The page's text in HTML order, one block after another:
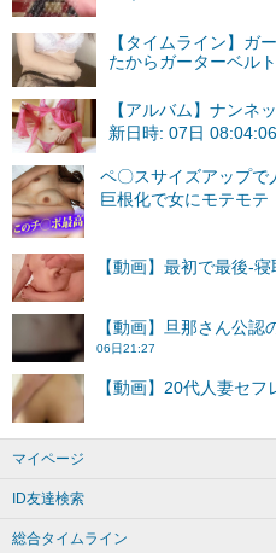
【タイムライン】ガ
たからガーターベル
【アルバム】ナン
新日時: 07日 08:04:06
マイページ
ID友達検索
総合タイムライン